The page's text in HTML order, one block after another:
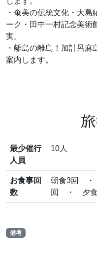
・奄美の伝統文化・大
ーク・田中一村記念美術
実。
・離島の離島！加計呂
案内します。
最少催行
人員
10人
お食事回
数
朝食3回
回 ・ 夕食
備考